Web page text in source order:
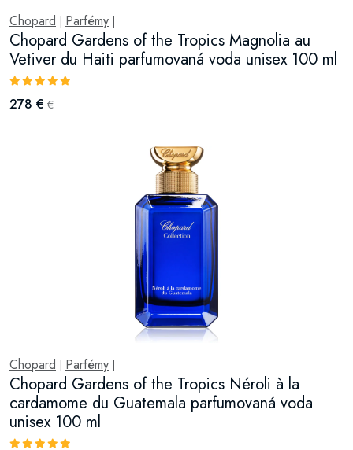
Chopard Parfémy
Chopard Gardens of the Tropics Magnolia au
Vetiver du Haiti parfumovaná voda unisex 100 ml
278 € €
Chopard Parfémy
Chopard Gardens of the Tropics Néroli à la
cardamome du Guatemala parfumovaná voda
unisex 100 ml